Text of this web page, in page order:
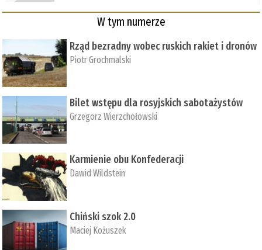
W tym numerze
Rząd bezradny wobec ruskich rakiet i dronów
Piotr Grochmalski
Bilet wstępu dla rosyjskich sabotażystów
Grzegorz Wierzchołowski
Karmienie obu Konfederacji
Dawid Wildstein
Chiński szok 2.0
Maciej Kożuszek